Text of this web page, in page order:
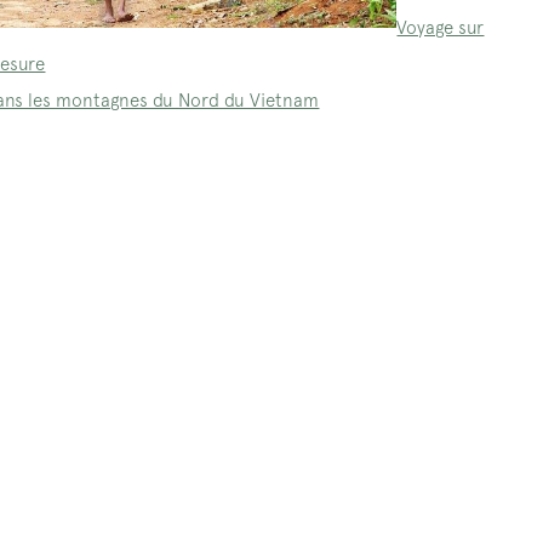
Voyage sur
les montagnes du Nord du Vietnam